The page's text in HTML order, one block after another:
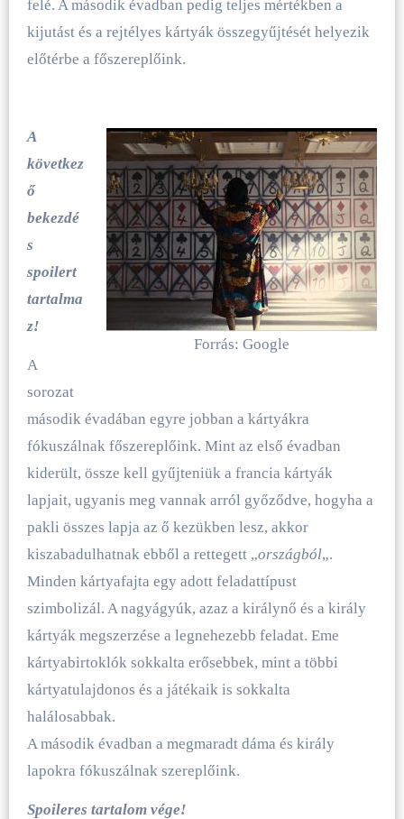
felé. A második évadban pedig teljes mértékben a
kijutást és a rejtélyes kártyák összegyűjtését helyezik
előtérbe a főszereplőink.
Forrás: Google
A
következ
ő
bekezdé
s
spoilert
tartalma
z!
A
sorozat
második évadában egyre jobban a kártyákra
fókuszálnak főszereplőink. Mint az első évadban
kiderült, össze kell gyűjteniük a francia kártyák
lapjait, ugyanis meg vannak arról győződve, hogyha a
pakli összes lapja az ő kezükben lesz, akkor
kiszabadulhatnak ebből a rettegett „országból„.
Minden kártyafajta egy adott feladattípust
szimbolizál. A nagyágyúk, azaz a királynő és a király
kártyák megszerzése a legnehezebb feladat. Eme
kártyabirtoklók sokkalta erősebbek, mint a többi
kártyatulajdonos és a játékaik is sokkalta
halálosabbak.
A második évadban a megmaradt dáma és király
lapokra fókuszálnak szereplőink.
Spoileres tartalom vége!